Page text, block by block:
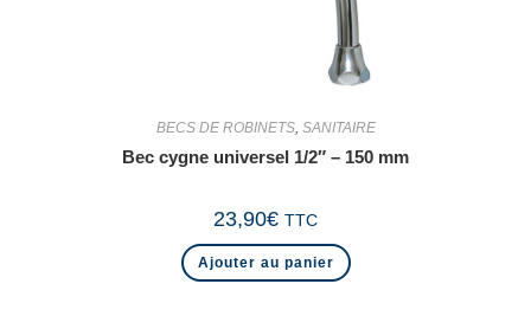
BECS DE ROBINETS, SANITAIRE
Bec cygne universel 1/2″ – 150 mm
23,90€ TTC
Ajouter au panier